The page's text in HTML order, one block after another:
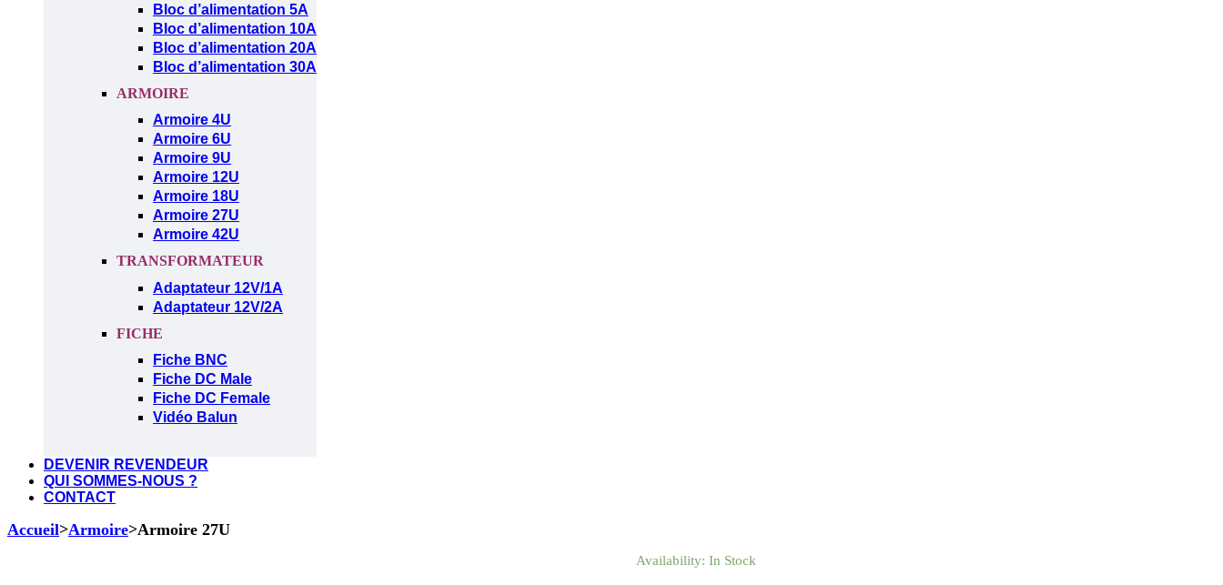
Bloc d’alimentation 5A
Bloc d’alimentation 10A
Bloc d’alimentation 20A
Bloc d’alimentation 30A
ARMOIRE
Armoire 4U
Armoire 6U
Armoire 9U
Armoire 12U
Armoire 18U
Armoire 27U
Armoire 42U
TRANSFORMATEUR
Adaptateur 12V/1A
Adaptateur 12V/2A
FICHE
Fiche BNC
Fiche DC Male
Fiche DC Female
Vidéo Balun
DEVENIR REVENDEUR
QUI SOMMES-NOUS ?
CONTACT
Accueil>Armoire>Armoire 27U
Availability: In Stock